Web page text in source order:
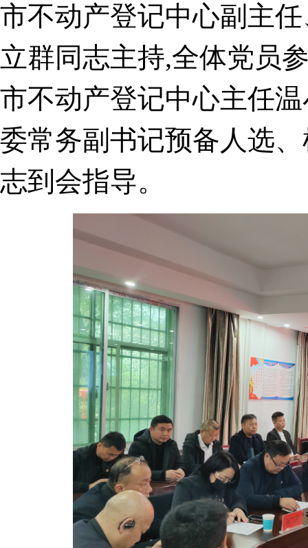
市不动产登记中心副主
立群同志主持,全体党员
市不动产登记中心主任
委常务副书记预备人选
志到会指导。